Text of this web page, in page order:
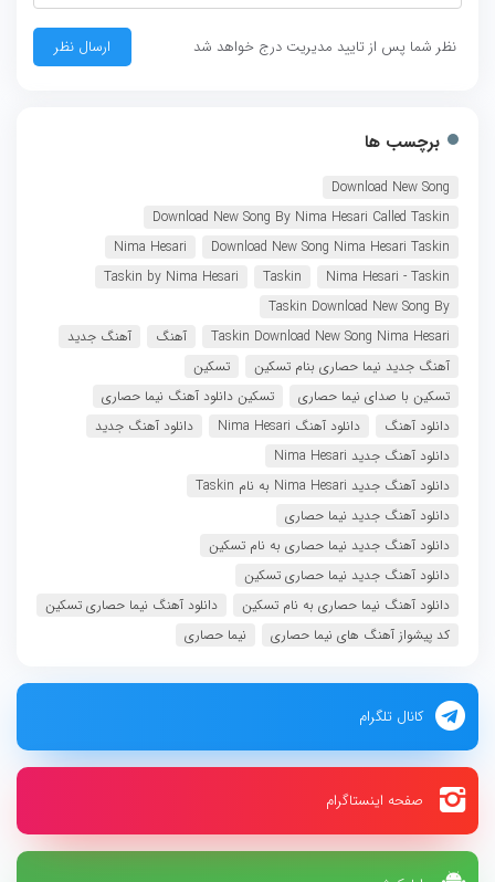
نظر شما پس از تایید مدیریت درج خواهد شد
برچسب ها
Download New Song
Download New Song By Nima Hesari Called Taskin
Download New Song Nima Hesari Taskin
Nima Hesari
Nima Hesari - Taskin
Taskin
Taskin by Nima Hesari
Taskin Download New Song By
Taskin Download New Song Nima Hesari
آهنگ
آهنگ جدید
آهنگ جدید نیما حصاری بنام تسکین
تسکین
تسکین با صدای نیما حصاری
تسکین دانلود آهنگ نیما حصاری
دانلود آهنگ
دانلود آهنگ Nima Hesari
دانلود آهنگ جدید
دانلود آهنگ جدید Nima Hesari
دانلود آهنگ جدید Nima Hesari به نام Taskin
دانلود آهنگ جدید نیما حصاری
دانلود آهنگ جدید نیما حصاری به نام تسکین
دانلود آهنگ جدید نیما حصاری تسکین
دانلود آهنگ نیما حصاری به نام تسکین
دانلود آهنگ نیما حصاری تسکین
کد پیشواز آهنگ های نیما حصاری
نیما حصاری
کانال تلگرام
صفحه اینستاگرام